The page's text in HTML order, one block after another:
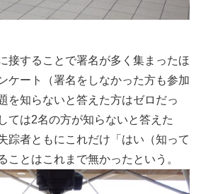
接することで署名が多く集まったほ
ケート（署名をしなかった方も参加
を知らないと答えた方はゼロだっ
ては2名の方が知らないと答えた
踪者ともにこれだけ「はい（知って
ことはこれまで無かったという。